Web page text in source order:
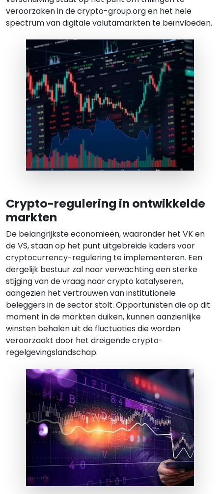
veroorzaken in de crypto-group.org en het hele
spectrum van digitale valutamarkten te beïnvloeden.
Crypto-regulering in ontwikkelde
markten
De belangrijkste economieën, waaronder het VK en
de VS, staan op het punt uitgebreide kaders voor
cryptocurrency-regulering te implementeren. Een
dergelijk bestuur zal naar verwachting een sterke
stijging van de vraag naar crypto katalyseren,
aangezien het vertrouwen van institutionele
beleggers in de sector stolt. Opportunisten die op dit
moment in de markten duiken, kunnen aanzienlijke
winsten behalen uit de fluctuaties die worden
veroorzaakt door het dreigende crypto-
regelgevingslandschap.